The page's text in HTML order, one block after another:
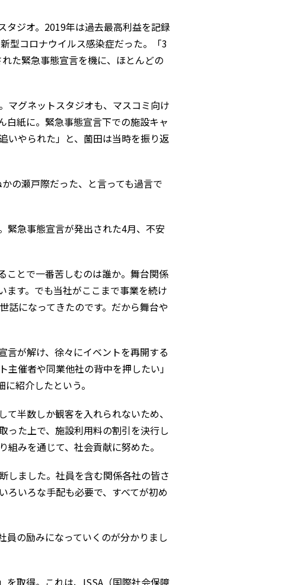
タジオ。2019年は過去最高利益を記録
型コロナウイルス感染症だった。「3
た緊急事態宣言を機に、ほとんどの
マグネットスタジオも、マスコミ向け
白紙に。緊急事態宣言下での施設キャ
いやられた」と、薗田は当時を振り返
の瀬戸際だった、と言っても過言で
緊急事態宣言が発出された4月、不安
ことで一番苦しむのは誰か。舞台関係
す。でも当社がここまで事業を続け
話になってきたのです。だから舞台や
言が解け、徐々にイベントを再開する
催者や同業他社の背中を押したい」
紹介したという。
半数しか観客を入れられないため、
った上で、施設利用料の割引を決行し
みを通じて、社会貢献に努めた。
しました。社員を含む関係各社の皆さ
ろいろな手配も必要で、すべてが初め
員の励みになっていくのが分かりまし
を取得。これは、ISSA（国際社会保障